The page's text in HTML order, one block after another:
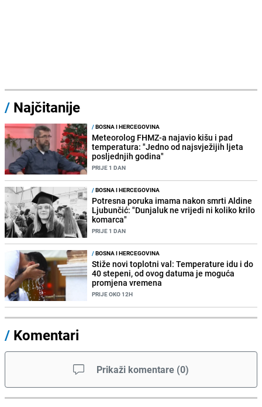
/ Najčitanije
/BOSNA I HERCEGOVINA
Meteorolog FHMZ-a najavio kišu i pad
temperatura: "Jedno od najsvježijih ljeta
posljednjih godina"
PRIJE 1 DAN
/BOSNA I HERCEGOVINA
Potresna poruka imama nakon smrti Aldine
Ljubunčić: "Dunjaluk ne vrijedi ni koliko krilo
komarca"
PRIJE 1 DAN
/BOSNA I HERCEGOVINA
Stiže novi toplotni val: Temperature idu i do
40 stepeni, od ovog datuma je moguća
promjena vremena
PRIJE OKO 12H
/ Komentari
Prikaži komentare (0)